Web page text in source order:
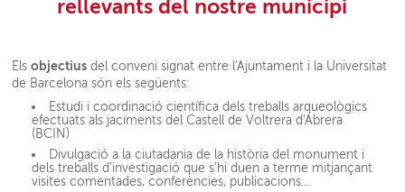
rellevants del nostre municipi
Elsobjectius del conveni signat entre l'Ajuntament i la Universitat
de Barcelona són els següents:
Estudi i coordinació científica dels treballs arqueològics
efectuats als jaciments del Castell de Voltrera d'Abrera
(BCIN)
Divulgació a la ciutadania de la història del monument i
dels treballs d’investigació que s’hi duen a terme mitjançant
visites comentades, conferències, publicacions...